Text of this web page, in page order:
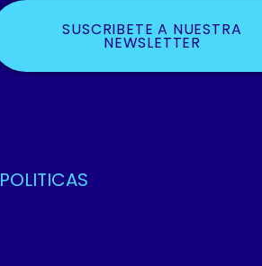
SUSCRIBETE A NUESTRA
NEWSLETTER
POLITICAS